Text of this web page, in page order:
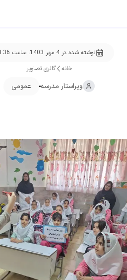
نوشته شده در4 مهر 1403، ساعت 13:36
خانه
گالری تصاویر
ویراستار مدرسه عمومی